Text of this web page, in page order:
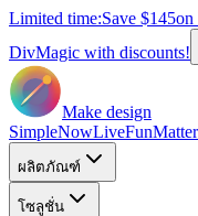
Limited time:Save $145on
DivMagic with discounts!
Make design
SimpleNowLiveFunMatter
ผลิตภัณฑ์
โซลูชั่น